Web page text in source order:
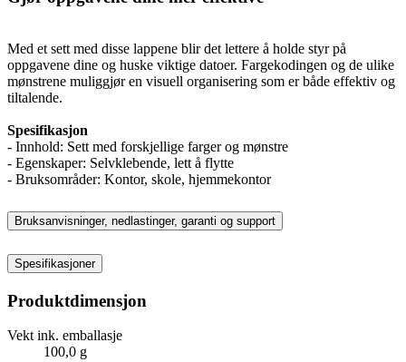
Med et sett med disse lappene blir det lettere å holde styr på
oppgavene dine og huske viktige datoer. Fargekodingen og de ulike
mønstrene muliggjør en visuell organisering som er både effektiv og
tiltalende.
Spesifikasjon
- Innhold: Sett med forskjellige farger og mønstre
- Egenskaper: Selvklebende, lett å flytte
- Bruksområder: Kontor, skole, hjemmekontor
Bruksanvisninger, nedlastinger, garanti og support
Spesifikasjoner
Produktdimensjon
Vekt ink. emballasje
100,0 g